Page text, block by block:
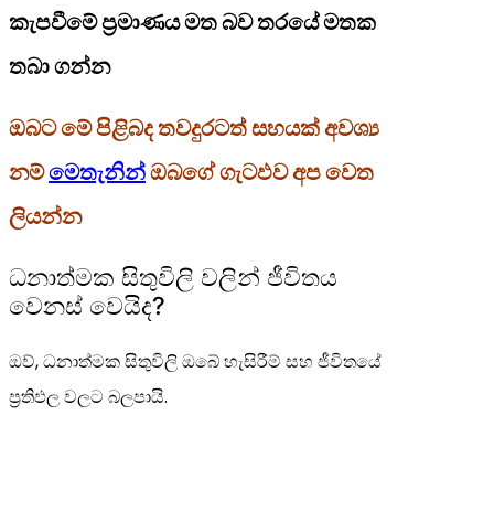
කැපවීමේ ප්‍රමාණය මත බව තරයේ මතක
තබා ගන්න
ඔබට මේ පිළිබද තවදුරටත් සහයක් අවශ්‍ය
නම්මෙතැනින්ඔබගේ ගැටඵව අප වෙත
ලියන්න
ධනාත්මක සිතුවිලි වලින් ජීවිතය
වෙනස් වෙයිද?
ඔව්, ධනාත්මක සිතුවිලි ඔබේ හැසිරීම් සහ ජීවිතයේ
ප්‍රතිඵල වලට බලපායි.